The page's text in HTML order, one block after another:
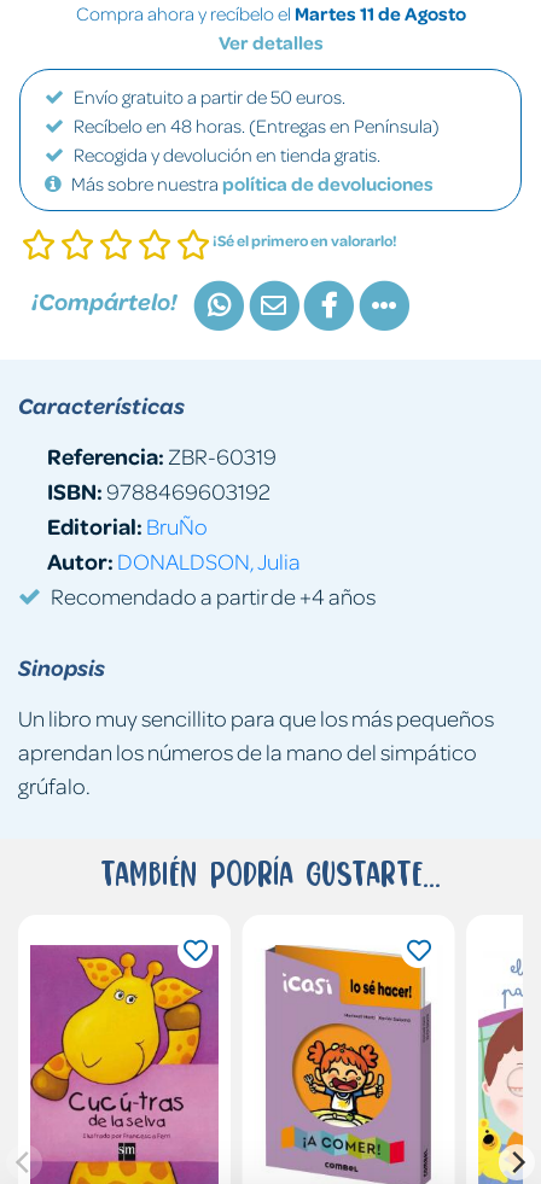
Compra ahora y recíbelo el Martes 11 de Agosto
Ver detalles
Envío gratuito a partir de 50 euros.
Recíbelo en 48 horas. (Entregas en Península)
Recogida y devolución en tienda gratis.
Más sobre nuestra política de devoluciones
¡Sé el primero en valorarlo!
¡Compártelo!
Sinopsis
Un libro muy sencillito para que los más pequeños
aprendan los números de la mano del simpático
grúfalo.
Características
Referencia: ZBR-60319
ISBN:9788469603192
Editorial: BruÑo
Autor: DONALDSON, Julia
Recomendado a partir de +4 años
También podría gustarte...